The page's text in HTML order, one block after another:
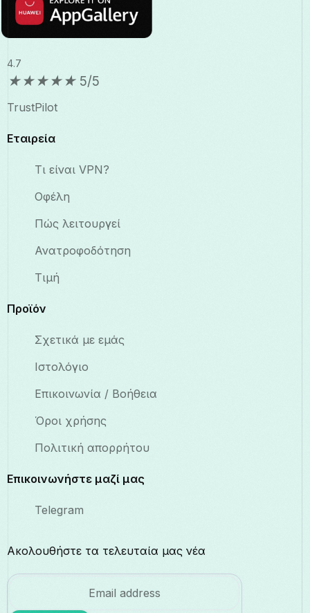
4.7
★★★★★ 5/5
TrustPilot
Εταιρεία
Τι είναι VPN?
Οφέλη
Πώς λειτουργεί
Ανατροφοδότηση
Τιμή
Προϊόν
Σχετικά με εμάς
Ιστολόγιο
Επικοινωνία / Βοήθεια
Όροι χρήσης
Πολιτική απορρήτου
Επικοινωνήστε μαζί μας
Telegram
Ακολουθήστε τα τελευταία μας νέα